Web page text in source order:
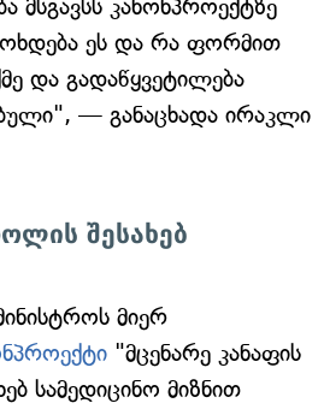
მსგავსს კანონპროექტზე
ეს და რა ფორმით
და გადაწყვეტილება
— განაცხადა ირაკლი
შესახებ
მიერ
"მცენარე კანაფის
სამედიცინო მიზნით